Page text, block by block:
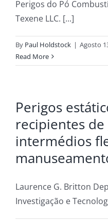
Perigos do Pó
Texene LLC. [...]
By Paul Holdstock | Agosto
Read More
Perigos
recipientes de
intermédios
Laurence G. Britton
Investigação e